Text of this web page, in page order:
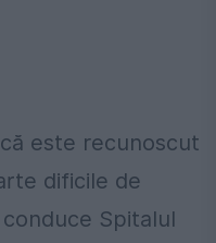
este recunoscut
dificile de
Spitalul